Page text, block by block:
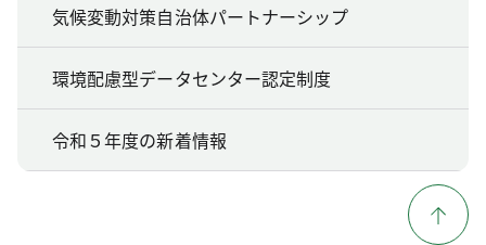
気候変動対策自治体パートナーシップ
環境配慮型データセンター認定制度
令和５年度の新着情報